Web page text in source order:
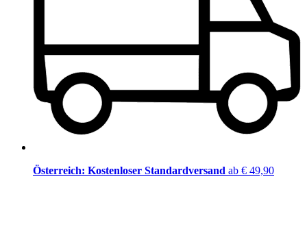
Österreich: Kostenloser Standardversand ab € 49,90